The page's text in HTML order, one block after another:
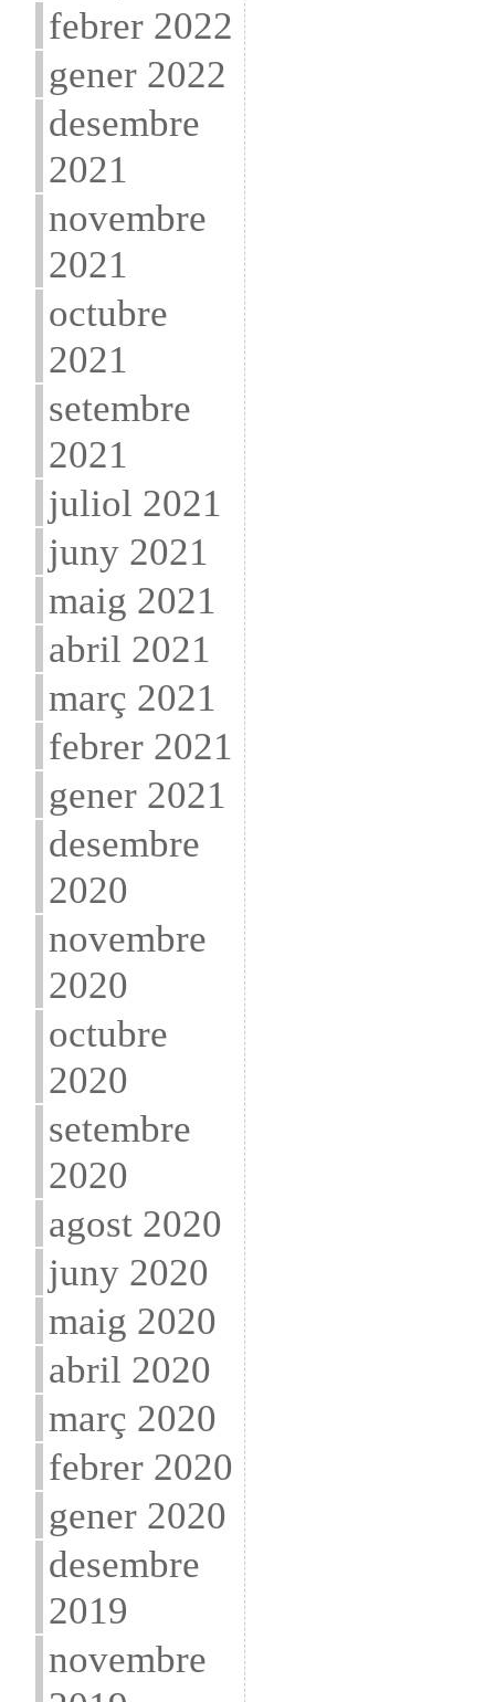
febrer 2022
gener 2022
desembre
2021
novembre
2021
octubre
2021
setembre
2021
juliol 2021
juny 2021
maig 2021
abril 2021
març 2021
febrer 2021
gener 2021
desembre
2020
novembre
2020
octubre
2020
setembre
2020
agost 2020
juny 2020
maig 2020
abril 2020
març 2020
febrer 2020
gener 2020
desembre
2019
novembre